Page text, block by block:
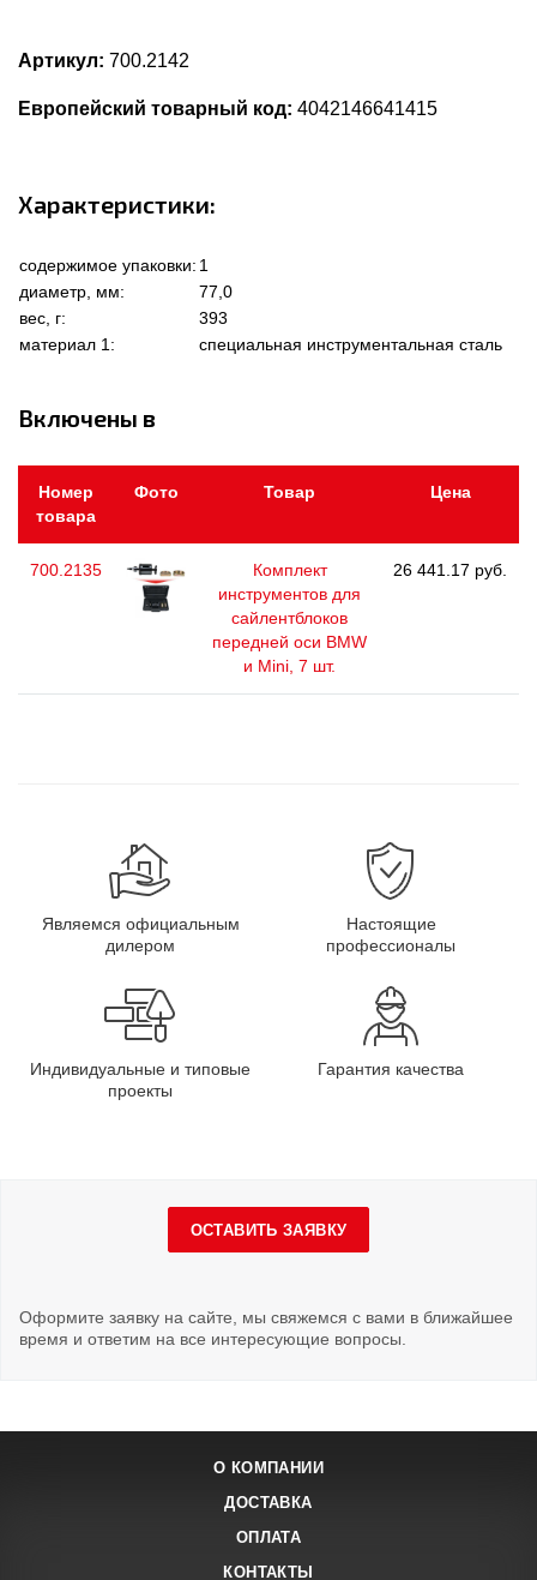
Артикул: 700.2142
Европейский товарный код: 4042146641415
Характеристики:
содержимое упаковки: 1
диаметр, мм:
77,0
вес, г:
393
материал 1:
специальная инструментальная сталь
Включены в
Номер
товара
Фото Товар Цена
700.2135
Комплект
инструментов для
сайлентблоков
передней оси BMW
и Mini, 7 шт.
26 441.17 руб.
Являемся официальным
дилером
Настоящие
профессионалы
Индивидуальные и типовые
проекты
Гарантия качества
ОСТАВИТЬ ЗАЯВКУ
Оформите заявку на сайте, мы свяжемся с вами в ближайшее
время и ответим на все интересующие вопросы.
О КОМПАНИИ
ДОСТАВКА
ОПЛАТА
КОНТАКТЫ